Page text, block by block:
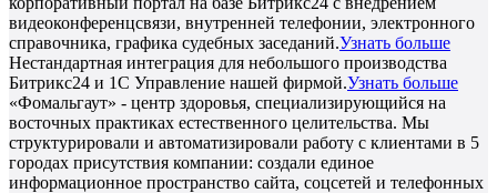
видеоконференцсвязи, внутренней телефонии, электронного
справочника, графика судебных заседаний.Узнать больше
Нестандартная интеграция для небольшого производства
Битрикс24 и 1С Управление нашей фирмой.Узнать больше
«Фомальгаут» - центр здоровья, специализирующийся на
восточных практиках естественного целительства. Мы
структурировали и автоматизировали работу с клиентами в 5
городах присутствия компании: создали единое
информационное пространство сайта, соцсетей и телефонных